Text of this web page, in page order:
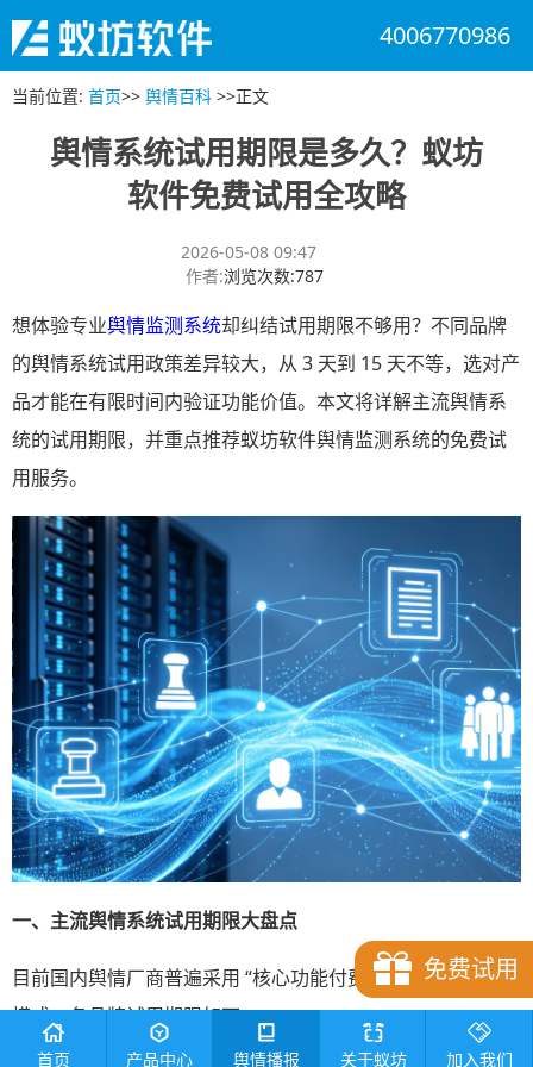
4006770986
当前位置: 首页>> 舆情百科 >>正文
舆情系统试用期限是多久？蚁坊
软件免费试用全攻略
2026-05-08 09:47
作者:浏览次数:787
想体验专业舆情监测系统却纠结试用期限不够用？不同品牌
的舆情系统试用政策差异较大，从 3 天到 15 天不等，选对产
品才能在有限时间内验证功能价值。本文将详解主流舆情系
统的试用期限，并重点推荐蚁坊软件舆情监测系统的免费试
用服务。
一、主流舆情系统试用期限大盘点
目前国内舆情厂商普遍采用 “核心功能付费 + 有限免费试用”
模式，各品牌试用期限如下：
免费试用
首页 产品中心 舆情播报 关于蚁坊 加入我们